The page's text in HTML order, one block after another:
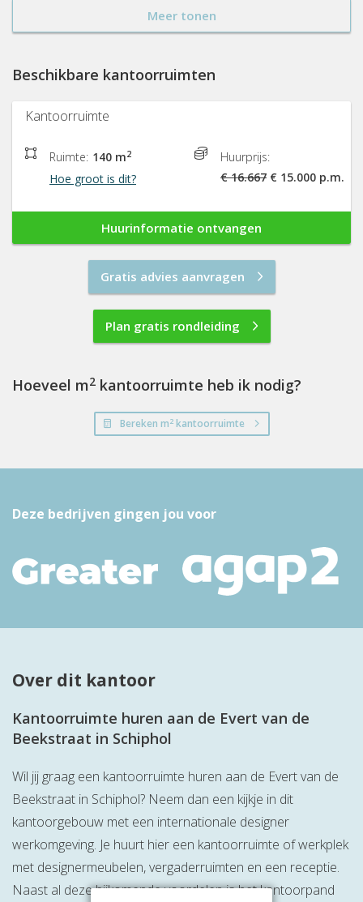
Meer tonen
Beschikbare kantoorruimten
Kantoorruimte
Ruimte: 140 m2
Hoe groot is dit?
Huurprijs:
€ 16.667 € 15.000 p.m.
Huurinformatie ontvangen
Gratis advies aanvragen
Plan gratis rondleiding
Hoeveel m2 kantoorruimte heb ik nodig?
Bereken m2kantoorruimte
Deze bedrijven gingen jou voor
Over dit kantoor
Kantoorruimte huren aan de Evert van de
Beekstraat in Schiphol
Wil jij graag een kantoorruimte huren aan de Evert van de
Beekstraat in Schiphol? Neem dan een kijkje in dit
kantoorgebouw met een internationale designer
werkomgeving. Je huurt hier een kantoorruimte of werkplek
met designermeubelen, vergaderruimten en een receptie.
Naast al deze bijkomende voordelen is het kantoorpand